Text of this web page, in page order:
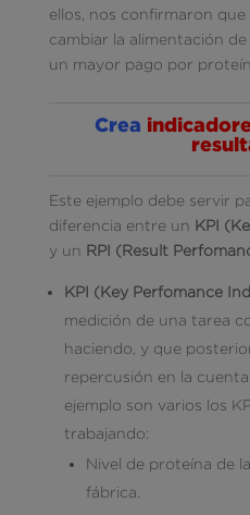
ellos, nos confirmaron
cambiar la alimentación
un mayor pago por
Crea
Este ejemplo debe servir
diferencia entre un KPI
y un RPI (Result
KPI (Key Perfomance
medición de una tarea
haciendo, y que
repercusión en la
ejemplo son varios los
trabajando:
Nivel de proteína de
fábrica.